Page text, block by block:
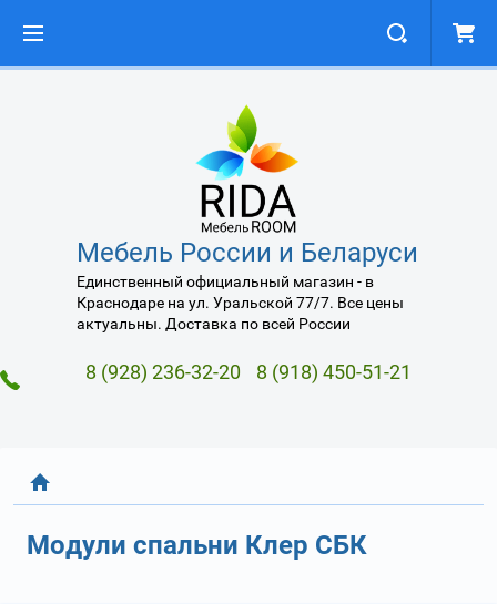
Мебель России и Беларуси
Единственный официальный магазин - в
Краснодаре на ул. Уральской 77/7. Все цены
актуальны. Доставка по всей России
8 (928) 236-32-20 8 (918) 450-51-21
Модули спальни Клер СБК